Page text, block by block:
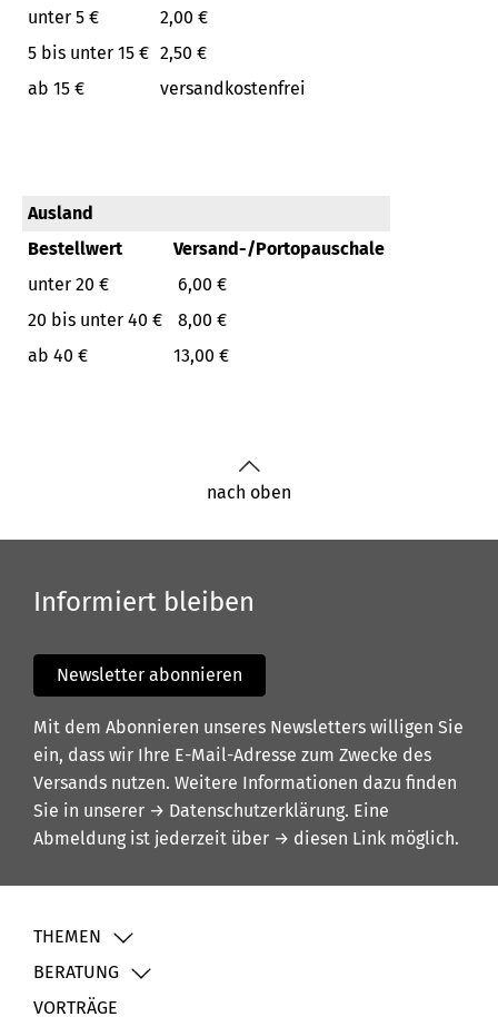
unter 5 €
2,00 €
5 bis unter 15 € 2,50 €
ab 15 €
versandkostenfrei
Ausland
Bestellwert
Versand-/Portopauschale
unter 20 €
6,00 €
20 bis unter 40 €
8,00 €
ab 40 €
13,00 €
nach oben
Informiert bleiben
Newsletter abonnieren
Mit dem Abonnieren unseres Newsletters willigen Sie
ein, dass wir Ihre E-Mail-Adresse zum Zwecke des
Versands nutzen. Weitere Informationen dazu finden
Sie in unserer → Datenschutzerklärung. Eine
Abmeldung ist jederzeit über → diesen Link möglich.
THEMEN
BERATUNG
VORTRÄGE